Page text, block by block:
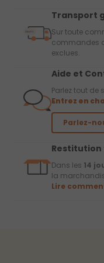
Transport
Sur toute
commandes
exclues.
Aide et
Parlez tout de
Entrez en
Parlez-
Restitution
Dans les 14
la
Lire